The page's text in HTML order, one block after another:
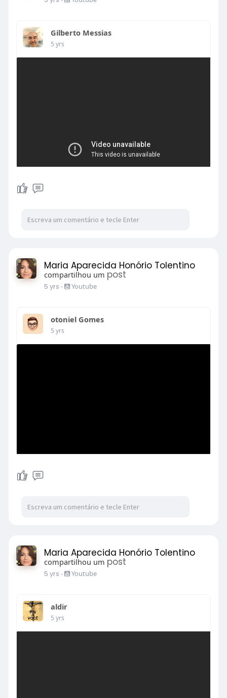
Gilberto Messias
5 yrs
Maria Aparecida Honório Tolentino
compartilhou um post
5 yrs - Youtube
otoniel Gomes
5 yrs
Maria Aparecida Honório Tolentino
compartilhou um post
5 yrs - Youtube
aldir
5 yrs